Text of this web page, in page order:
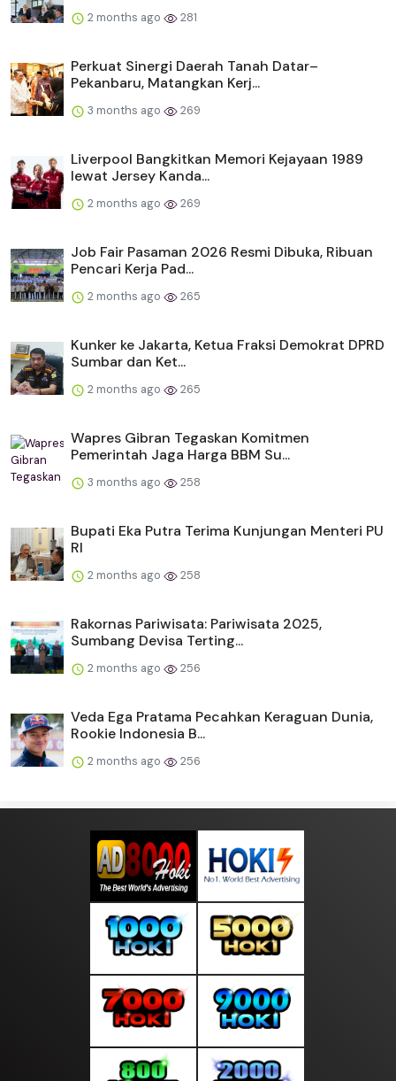
2 months ago 281
Perkuat Sinergi Daerah Tanah Datar–
Pekanbaru, Matangkan Kerj...
3 months ago 269
Liverpool Bangkitkan Memori Kejayaan 1989
lewat Jersey Kanda...
2 months ago 269
Job Fair Pasaman 2026 Resmi Dibuka, Ribuan
Pencari Kerja Pad...
2 months ago 265
Kunker ke Jakarta, Ketua Fraksi Demokrat DPRD
Sumbar dan Ket...
2 months ago 265
Wapres Gibran Tegaskan Komitmen
Pemerintah Jaga Harga BBM Su...
3 months ago 258
Bupati Eka Putra Terima Kunjungan Menteri PU
RI
2 months ago 258
Rakornas Pariwisata: Pariwisata 2025,
Sumbang Devisa Terting...
2 months ago 256
Veda Ega Pratama Pecahkan Keraguan Dunia,
Rookie Indonesia B...
2 months ago 256